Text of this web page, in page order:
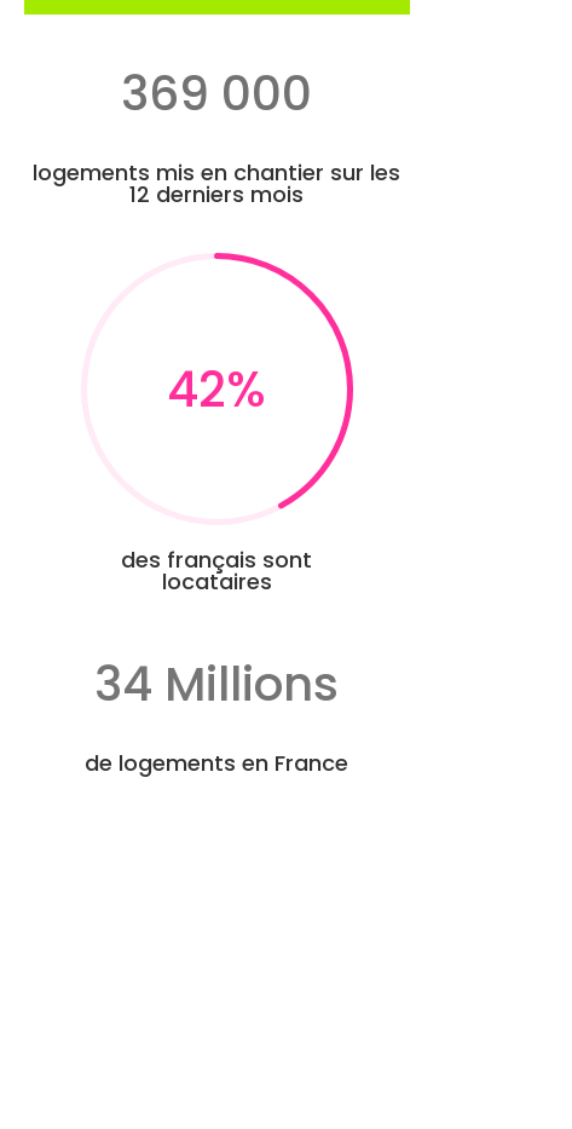
369 000
logements mis en chantier sur les
12 derniers mois
42%
des français sont
locataires
34 Millions
de logements en France